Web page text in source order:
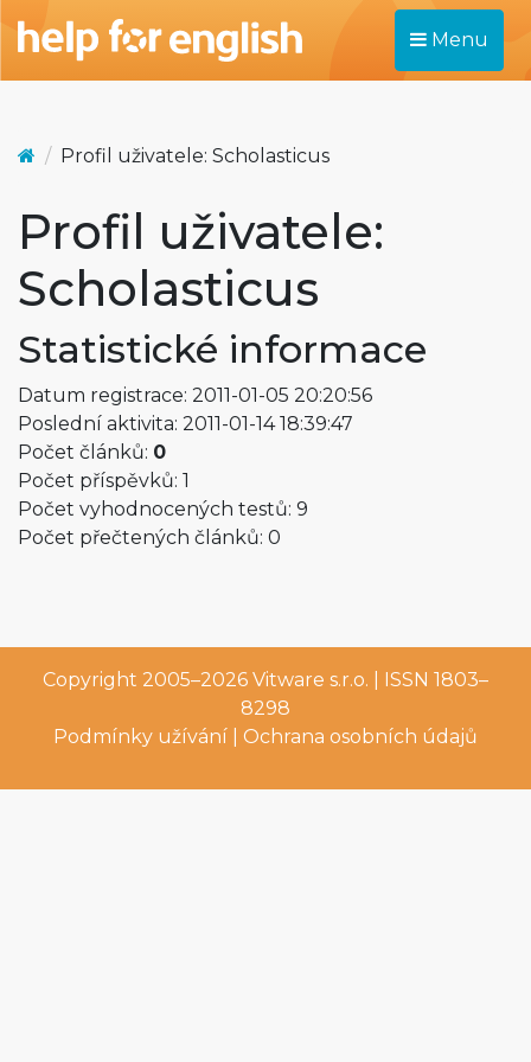
Menu
Profil uživatele: Scholasticus
Profil uživatele:
Scholasticus
Statistické informace
Datum registrace: 2011-01-05 20:20:56
Poslední aktivita: 2011-01-14 18:39:47
Počet článků: 0
Počet příspěvků: 1
Počet vyhodnocených testů: 9
Počet přečtených článků: 0
Copyright 2005–2026 Vitware s.r.o. | ISSN 1803–
8298
Podmínky užívání
Ochrana osobních údajů